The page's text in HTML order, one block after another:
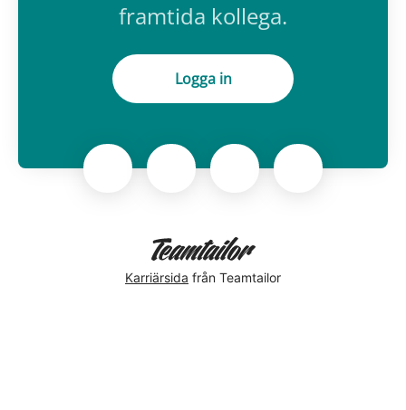
framtida kollega.
Logga in
Karriärsida från Teamtailor